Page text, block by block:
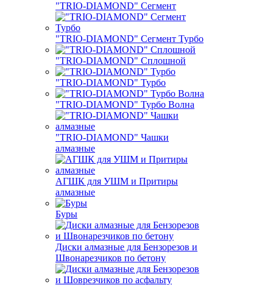
"TRIO-DIAMOND" Сегмент
"TRIO-DIAMOND" Сегмент Турбо
"TRIO-DIAMOND" Сплошной
"TRIO-DIAMOND" Турбо
"TRIO-DIAMOND" Турбо Волна
"TRIO-DIAMOND" Чашки
алмазные
АГШК для УШМ и Притиры
алмазные
Буры
Диски алмазные для Бензорезов и
Швонарезчиков по бетону